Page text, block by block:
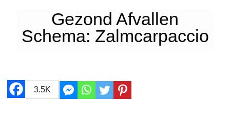
Gezond Afvallen
Schema: Zalmcarpaccio
3.5K